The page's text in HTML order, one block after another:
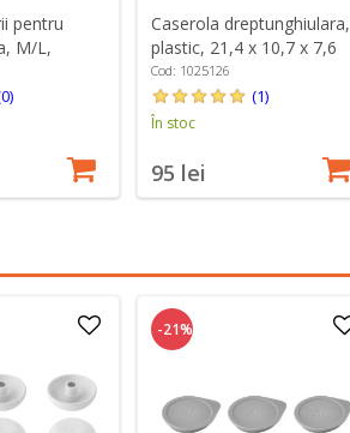
pentru
M/L,
- Zwilling
Caserola dreptunghiulara,
plastic, 21,4 x 10,7 x 7,6
cm, 0,7L, "Cube" - Zwilling
Cod: 1025126
(1)
În stoc
95 lei
-21%